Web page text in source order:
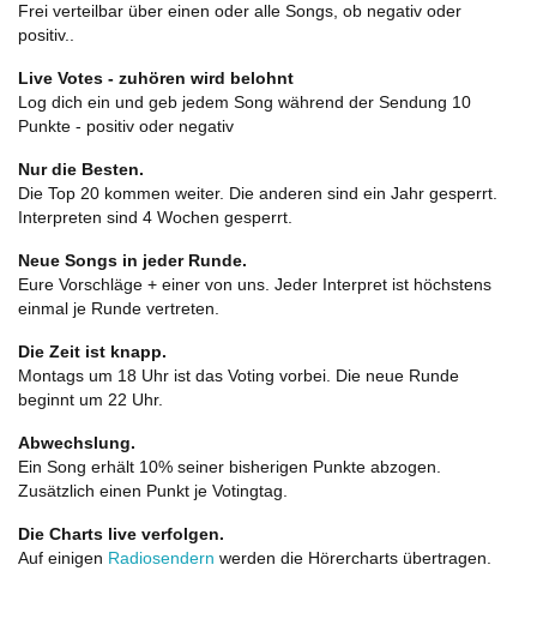
Frei verteilbar über einen oder alle Songs, ob negativ oder
positiv..
Live Votes - zuhören wird belohnt
Log dich ein und geb jedem Song während der Sendung 10
Punkte - positiv oder negativ
Nur die Besten.
Die Top 20 kommen weiter. Die anderen sind ein Jahr gesperrt.
Interpreten sind 4 Wochen gesperrt.
Neue Songs in jeder Runde.
Eure Vorschläge + einer von uns. Jeder Interpret ist höchstens
einmal je Runde vertreten.
Die Zeit ist knapp.
Montags um 18 Uhr ist das Voting vorbei. Die neue Runde
beginnt um 22 Uhr.
Abwechslung.
Ein Song erhält 10% seiner bisherigen Punkte abzogen.
Zusätzlich einen Punkt je Votingtag.
Die Charts live verfolgen.
Auf einigen Radiosendern werden die Hörercharts übertragen.